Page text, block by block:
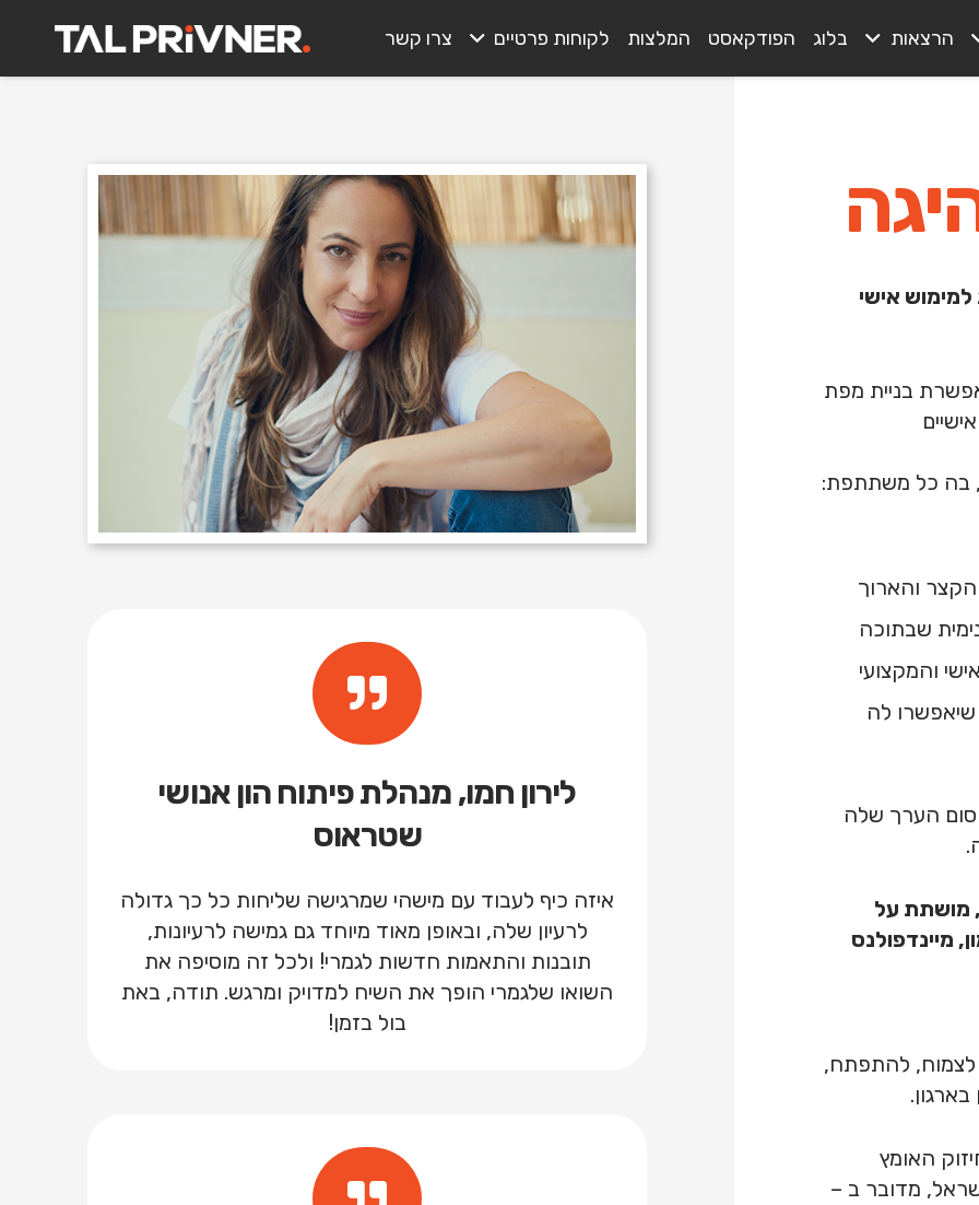
הרצאות בלוג הפודקאסט המלצות לקוחות פרטיים צרו קשר
אישי
בניית מפת
בה כל משתתפת:
הקצר והארוך
שבתוכה
והמקצועי
שיאפשרו לה
הערך שלה
מושתת על
מיינדפולנס
לצמוח, להתפתח,
'7 צעדים לחיזוק האומץ
מ – 10,000 א.נשים בישראל, מדובר ב –
לירון חמו, מנהלת פיתוח הון אנושי
שטראוס
איזה כיף לעבוד עם מישהי שמרגישה שליחות כל כך גדולה
לרעיון שלה, ובאופן מאוד מיוחד גם גמישה לרעיונות,
תובנות והתאמות חדשות לגמרי! ולכל זה מוסיפה את
השואו שלגמרי הופך את השיח למדויק ומרגש. תודה, באת
בול בזמן!